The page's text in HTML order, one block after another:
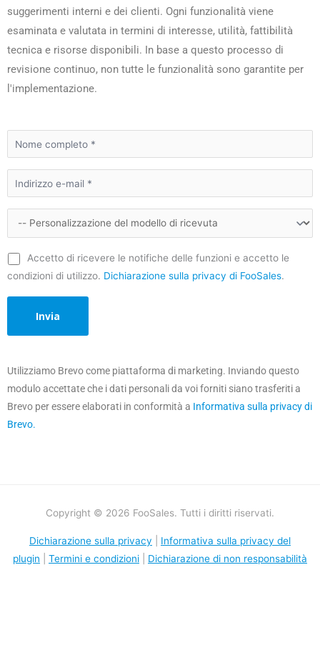
suggerimenti interni e dei clienti. Ogni funzionalità viene
esaminata e valutata in termini di interesse, utilità, fattibilità
tecnica e risorse disponibili. In base a questo processo di
revisione continuo, non tutte le funzionalità sono garantite per
l'implementazione.
Accetto di ricevere le notifiche delle funzioni e accetto le
condizioni di utilizzo. Dichiarazione sulla privacy di FooSales.
Utilizziamo Brevo come piattaforma di marketing. Inviando questo
modulo accettate che i dati personali da voi forniti siano trasferiti a
Brevo per essere elaborati in conformità a Informativa sulla privacy di
Brevo.
Copyright © 2026 FooSales. Tutti i diritti riservati.
Dichiarazione sulla privacy
Informativa sulla privacy del
plugin
Termini e condizioni Dichiarazione di non responsabilità